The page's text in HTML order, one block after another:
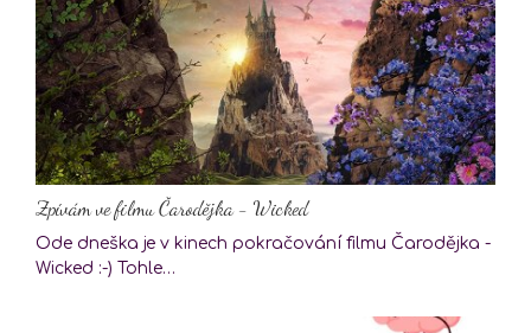
Zpívám ve filmu Čarodějka - Wicked
Ode dneška je v kinech pokračování filmu Čarodějka -
Wicked :-) Tohle…